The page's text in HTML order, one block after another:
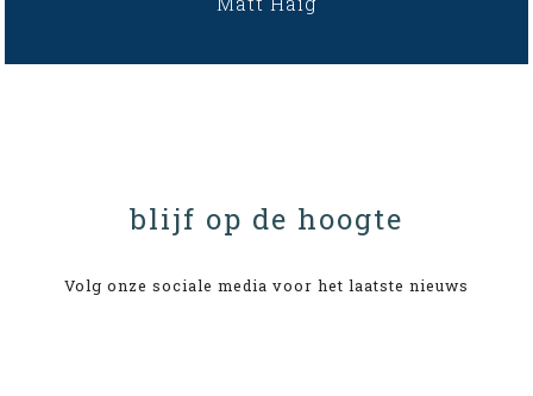
blijf op de hoogte
Volg onze sociale media voor het laatste nieuws